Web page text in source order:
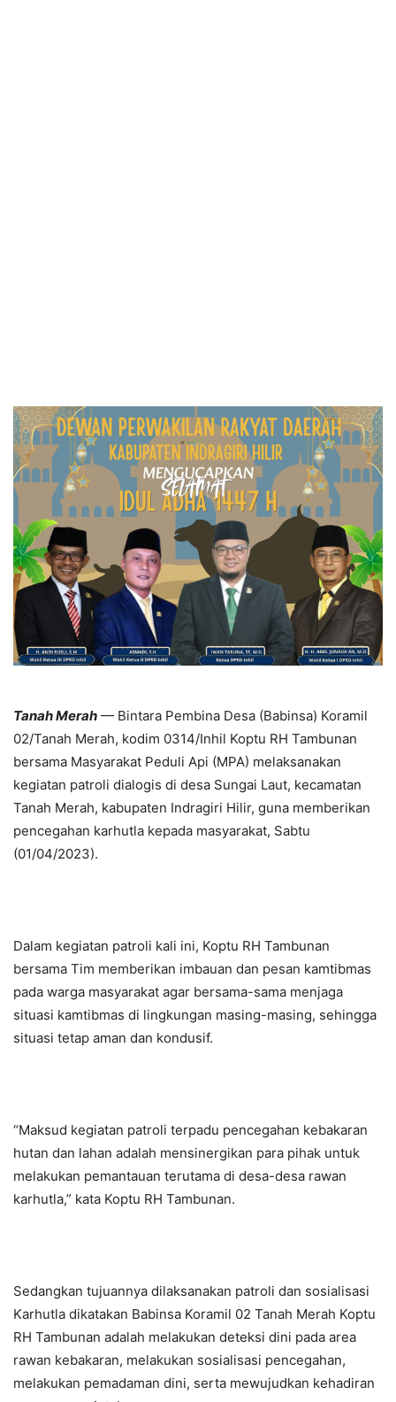
Tanah Merah — Bintara Pembina Desa (Babinsa) Koramil
02/Tanah Merah, kodim 0314/Inhil Koptu RH Tambunan
bersama Masyarakat Peduli Api (MPA) melaksanakan
kegiatan patroli dialogis di desa Sungai Laut, kecamatan
Tanah Merah, kabupaten Indragiri Hilir, guna memberikan
pencegahan karhutla kepada masyarakat, Sabtu
(01/04/2023).
Dalam kegiatan patroli kali ini, Koptu RH Tambunan
bersama Tim memberikan imbauan dan pesan kamtibmas
pada warga masyarakat agar bersama-sama menjaga
situasi kamtibmas di lingkungan masing-masing, sehingga
situasi tetap aman dan kondusif.
“Maksud kegiatan patroli terpadu pencegahan kebakaran
hutan dan lahan adalah mensinergikan para pihak untuk
melakukan pemantauan terutama di desa-desa rawan
karhutla,” kata Koptu RH Tambunan.
Sedangkan tujuannya dilaksanakan patroli dan sosialisasi
Karhutla dikatakan Babinsa Koramil 02 Tanah Merah Koptu
RH Tambunan adalah melakukan deteksi dini pada area
rawan kebakaran, melakukan sosialisasi pencegahan,
melakukan pemadaman dini, serta mewujudkan kehadiran